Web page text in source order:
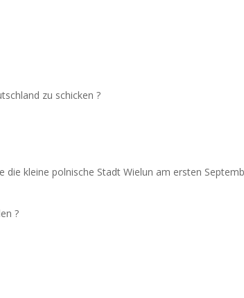
zu schicken ?
kleine polnische Stadt Wielun am ersten
?